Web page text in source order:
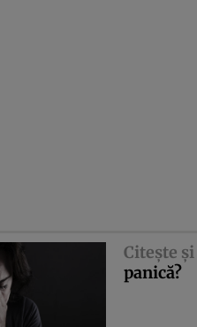
Citeşte şi
panică?